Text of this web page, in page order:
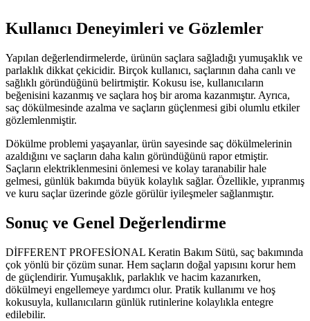
Kullanıcı Deneyimleri ve Gözlemler
Yapılan değerlendirmelerde, ürünün saçlara sağladığı yumuşaklık ve
parlaklık dikkat çekicidir. Birçok kullanıcı, saçlarının daha canlı ve
sağlıklı göründüğünü belirtmiştir. Kokusu ise, kullanıcıların
beğenisini kazanmış ve saçlara hoş bir aroma kazanmıştır. Ayrıca,
saç dökülmesinde azalma ve saçların güçlenmesi gibi olumlu etkiler
gözlemlenmiştir.
Dökülme problemi yaşayanlar, ürün sayesinde saç dökülmelerinin
azaldığını ve saçların daha kalın göründüğünü rapor etmiştir.
Saçların elektriklenmesini önlemesi ve kolay taranabilir hale
gelmesi, günlük bakımda büyük kolaylık sağlar. Özellikle, yıpranmış
ve kuru saçlar üzerinde gözle görülür iyileşmeler sağlanmıştır.
Sonuç ve Genel Değerlendirme
DİFFERENT PROFESİONAL Keratin Bakım Sütü, saç bakımında
çok yönlü bir çözüm sunar. Hem saçların doğal yapısını korur hem
de güçlendirir. Yumuşaklık, parlaklık ve hacim kazanırken,
dökülmeyi engellemeye yardımcı olur. Pratik kullanımı ve hoş
kokusuyla, kullanıcıların günlük rutinlerine kolaylıkla entegre
edilebilir.